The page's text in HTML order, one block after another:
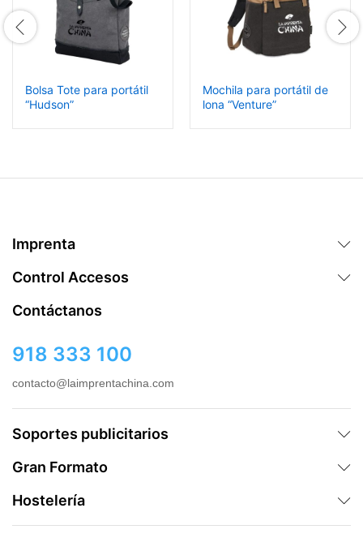
Bolsa Tote para portátil
“Hudson”
Mochila para portátil de
lona “Venture”
Imprenta
Control Accesos
Contáctanos
918 333 100
contacto@laimprentachina.com
Soportes publicitarios
Gran Formato
Hostelería